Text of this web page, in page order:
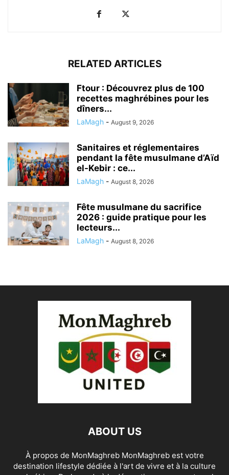
RELATED ARTICLES
Ftour : Découvrez plus de 100
recettes maghrébines pour les
dîners...
LaMagh - August 9, 2026
Sanitaires et réglementaires
pendant la fête musulmane d’Aïd
el-Kebir : ce...
LaMagh - August 8, 2026
Fête musulmane du sacrifice
2026 : guide pratique pour les
lecteurs...
LaMagh - August 8, 2026
ABOUT US
À propos de MonMaghreb MonMaghreb est votre
destination lifestyle dédiée à l'art de vivre et à la culture